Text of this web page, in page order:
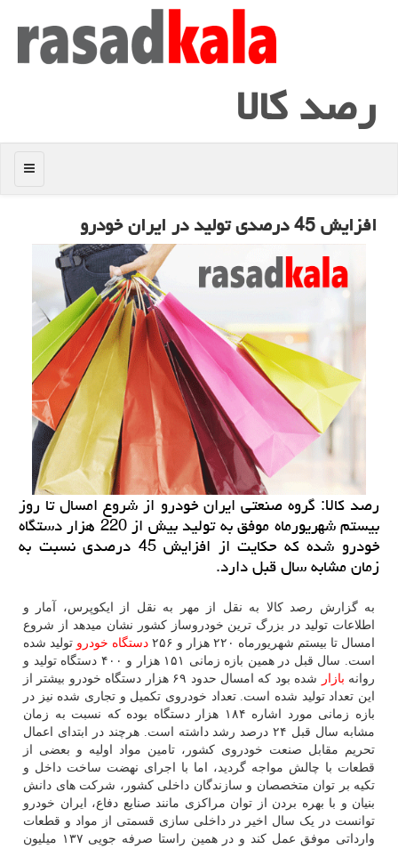
رصد كالا
منو
افزایش 45 درصدی تولید در ایران خودرو
رصد كالا: گروه صنعتی ایران خودرو از شروع امسال تا روز
بیستم شهریورماه موفق به تولید بیش از 220 هزار دستگاه
خودرو شده كه حكایت از افزایش 45 درصدی نسبت به
زمان مشابه سال قبل دارد.
به گزارش رصد کالا به نقل از مهر به نقل از ایکوپرس، آمار و
اطلاعات تولید در بزرگ ترین خودروساز کشور نشان میدهد از شروع
امسال تا بیستم شهریورماه ۲۲۰ هزار و ۲۵۶
دستگاه خودرو تولید شده
است. سال قبل در همین بازه زمانی ۱۵۱ هزار و ۴۰۰ دستگاه تولید و
روانه بازار
شده بود که امسال حدود ۶۹ هزار دستگاه خودرو بیشتر از
این تعداد تولید شده است. تعداد خودروی تکمیل و تجاری شده نیز در
بازه زمانی مورد اشاره ۱۸۴ هزار دستگاه بوده که نسبت به زمان
مشابه سال قبل ۲۴ درصد رشد داشته است. هرچند در ابتدای اعمال
تحریم مقابل صنعت خودروی کشور، تامین مواد اولیه و بعضی از
قطعات با چالش مواجه گردید، اما با اجرای نهضت ساخت داخل و
تکیه بر توان متخصصان و سازندگان داخلی کشور، شرکت های دانش
بنیان و با بهره بردن از توان مراکزی مانند صنایع دفاع، ایران خودرو
توانست در یک سال اخیر در داخلی سازی قسمتی از مواد و قطعات
وارداتی موفق عمل کند و در همین راستا صرفه جویی ۱۳۷ میلیون